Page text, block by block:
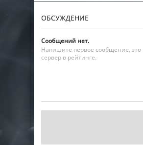
ОБСУЖДЕНИЕ
Сообщений нет.
Напишите первое сообщение, это
сервер в рейтинге.